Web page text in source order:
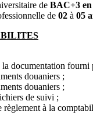
de BAC+3
de 02 à 05
la documentation fourni
douaniers ;
douaniers ;
de suivi ;
règlement à la